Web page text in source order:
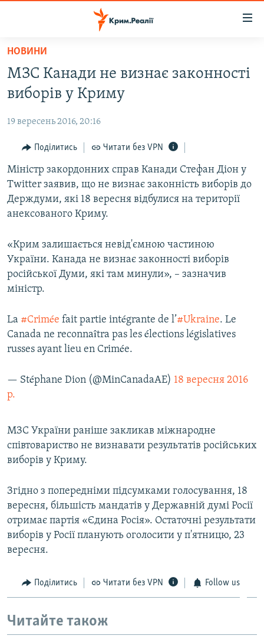
Перейти
основного
матеріалу
Перейти
до
навігації
Перейти
до
пошуку
ВОДА.КРИМ
ВІДЕО ТА ФОТО
ПОЛІТИКА
БЛОГИ
ПОГЛЯД
ІНТЕРВ'Ю
ВСЕ ЗА ДЕНЬ
ДЕПОРТАЦІЯ
ВІДЕОУРОКИ «ELIFBE»
СВІДЧЕННЯ ОКУПАЦІЇ
УКРАЇНСЬКА ПРОБЛЕМА КРИМУ
ІНФОГРАФІКА
ЯК ОБІЙТИ БЛОКУВАННЯ
Русский
ДОЛУЧАЙСЯ!
НОВИНИ
МЗС Канади не визнає законності
виборів у Криму
19 вересень 2016, 20:16
Поділитись Читати без VPN
Міністр закордонних справ Канади Стефан Діон у
Twitter заявив, що не визнає законність виборів до
Держдуми, які 18 вересня відбулися на території
анексованого Криму.
«Крим залишається невід'ємною частиною
України. Канада не визнає законності виборів
російської Думи, які там минули», – зазначив
міністр.
La #Crimée fait partie intégrante de l’#Ukraine. Le
Canada ne reconnaîtra pas les élections législatives
russes ayant lieu en Crimée.
— Stéphane Dion (@MinCanadaAE) 18 вересня 2016
р.
МЗС України раніше закликав міжнародне
співтовариство не визнавати результатів російських
виборів у Криму.
Згідно з попередніми підсумками голосування, 18
вересня, більшість мандатів у Державній думі Росії
отримає партія «Єдина Росія». Остаточні результати
виборів у Росії планують оголосити у п'ятницю, 23
вересня.
Поділитись Читати без VPN Follow us
Читайте також